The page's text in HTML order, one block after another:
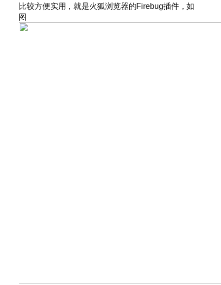
比较方便实用，就是火狐浏览器的Firebug插件，如
图